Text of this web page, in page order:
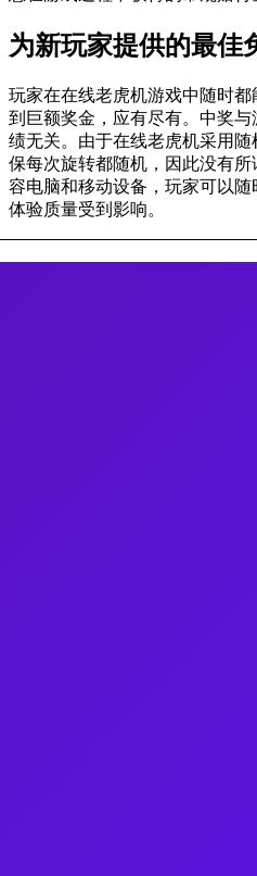
为新玩家提供的最佳
玩家在在线老虎机游戏中随时
到巨额奖金，应有尽有。中奖
绩无关。由于在线老虎机采用
保每次旋转都随机，因此没有
容电脑和移动设备，玩家可以
体验质量受到影响。